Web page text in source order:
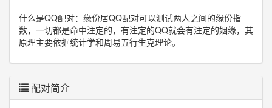
什么是QQ配对：缘份居QQ配对可以测试两人之间的缘份指
数，一切都是命中注定的，有注定的QQ就会有注定的姻缘，其
原理主要依据统计学和周易五行生克理论。
配对简介